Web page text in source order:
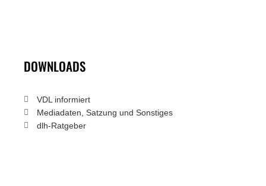
DOWNLOADS
VDL informiert
Mediadaten, Satzung und Sonstiges
dlh-Ratgeber